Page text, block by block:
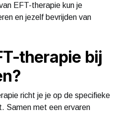
EFT-therapie kun je
en jezelf bevrijden van
therapie bij
richt je je op de specifieke
Samen met een ervaren